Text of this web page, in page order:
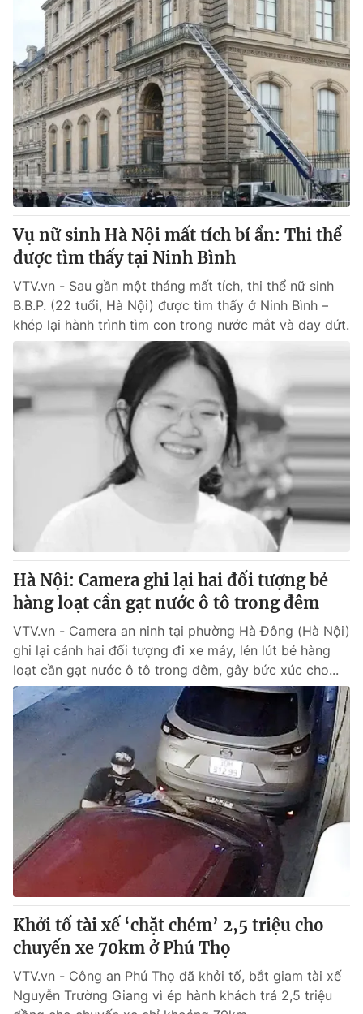
Vụ nữ sinh Hà Nội mất tích bí ẩn: Thi thể
được tìm thấy tại Ninh Bình
VTV.vn - Sau gần một tháng mất tích, thi thể nữ sinh
B.B.P. (22 tuổi, Hà Nội) được tìm thấy ở Ninh Bình –
khép lại hành trình tìm con trong nước mắt và day dứt.
Hà Nội: Camera ghi lại hai đối tượng bẻ
hàng loạt cần gạt nước ô tô trong đêm
VTV.vn - Camera an ninh tại phường Hà Đông (Hà Nội)
ghi lại cảnh hai đối tượng đi xe máy, lén lút bẻ hàng
loạt cần gạt nước ô tô trong đêm, gây bức xúc cho...
Khởi tố tài xế ‘chặt chém’ 2,5 triệu cho
chuyến xe 70km ở Phú Thọ
VTV.vn - Công an Phú Thọ đã khởi tố, bắt giam tài xế
Nguyễn Trường Giang vì ép hành khách trả 2,5 triệu